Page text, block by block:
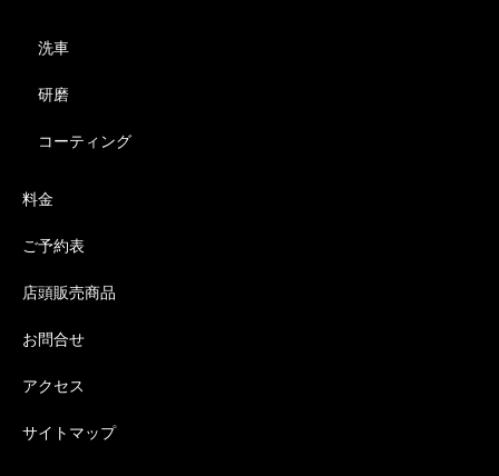
洗車
研磨
コーティング
料金
ご予約表
店頭販売商品
お問合せ
アクセス
サイトマップ